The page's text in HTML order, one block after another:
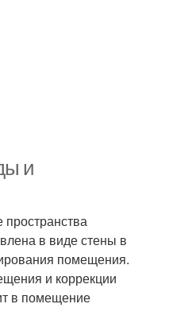
и
пространства
в виде стены в
помещения.
и коррекции
в помещение